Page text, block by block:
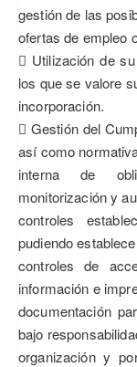
gestión de las
ofertas de empleo
 Utilización de
los que se valore
incorporación.
 Gestión del
así como
interna de
monitorización y
controles
pudiendo
controles de
información e
documentación
bajo
organización y